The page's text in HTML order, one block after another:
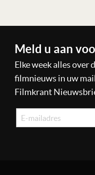
Meld u aan
Elke week alles over
filmnieuws in uw
Filmkrant